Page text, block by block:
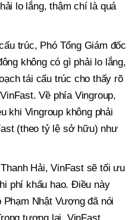
lo lắng, thậm chí là quá
trúc, Phó Tổng Giám đốc
không có gì phải lo lắng,
tái cấu trúc cho thấy rõ
Về phía Vingroup,
khi Vingroup không phải
(theo tỷ lệ sở hữu) như
Hải, VinFast sẽ tối ưu
phí khấu hao. Điều này
Nhật Vượng đã nói